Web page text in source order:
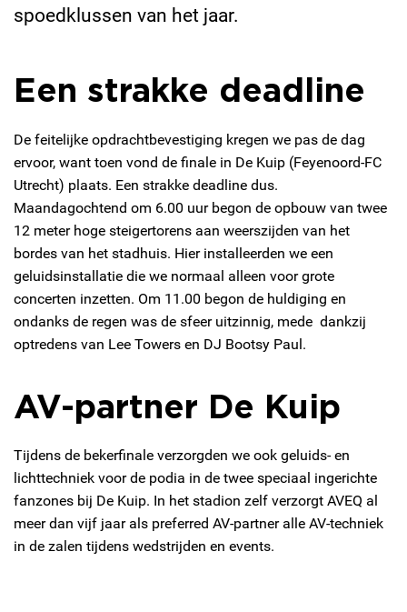
spoedklussen van het jaar.
Een strakke deadline
De feitelijke opdrachtbevestiging kregen we pas de dag
ervoor, want toen vond de finale in De Kuip (Feyenoord-FC
Utrecht) plaats. Een strakke deadline dus.
Maandagochtend om 6.00 uur begon de opbouw van twee
12 meter hoge steigertorens aan weerszijden van het
bordes van het stadhuis. Hier installeerden we een
geluidsinstallatie die we normaal alleen voor grote
concerten inzetten. Om 11.00 begon de huldiging en
ondanks de regen was de sfeer uitzinnig, mede dankzij
optredens van Lee Towers en DJ Bootsy Paul.
AV-partner De Kuip
Tijdens de bekerfinale verzorgden we ook geluids- en
lichttechniek voor de podia in de twee speciaal ingerichte
fanzones bij De Kuip. In het stadion zelf verzorgt AVEQ al
meer dan vijf jaar als preferred AV-partner alle AV-techniek
in de zalen tijdens wedstrijden en events.